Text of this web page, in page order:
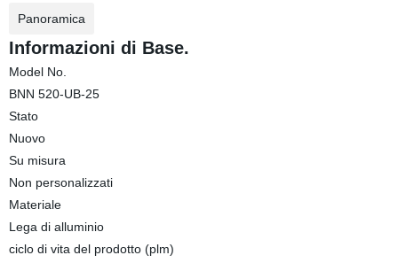
Panoramica
Informazioni di Base.
Model No.
BNN 520-UB-25
Stato
Nuovo
Su misura
Non personalizzati
Materiale
Lega di alluminio
ciclo di vita del prodotto (plm)